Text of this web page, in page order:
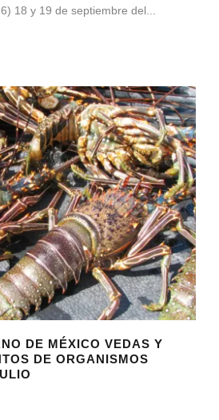
18 y 19 de septiembre del...
DE MÉXICO VEDAS Y
DE ORGANISMOS